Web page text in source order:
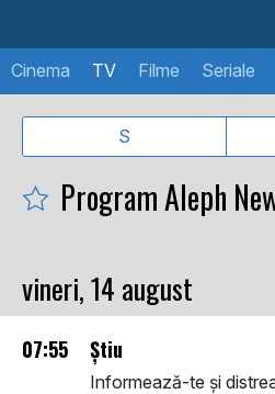
Cinema TV Filme Seriale
S
Program Aleph
vineri, 14 august
07:55 Știu
Informează-te și